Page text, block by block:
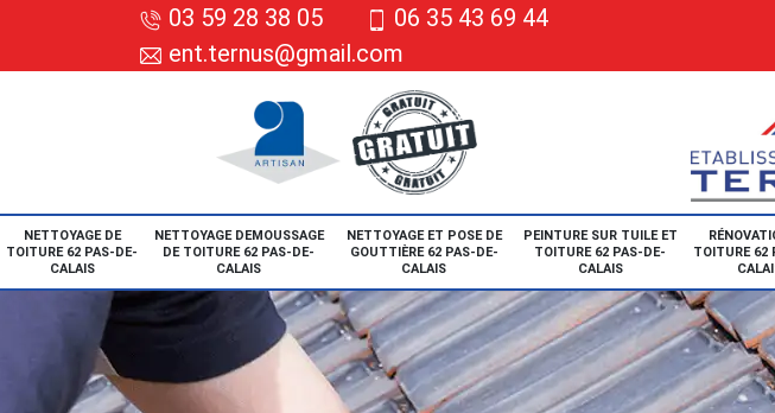
03 59 28 38 05
06 35 43 69 44
ent.ternus@gmail.com
NETTOYAGE DE
TOITURE 62 PAS-DE-
CALAIS
NETTOYAGE DEMOUSSAGE
DE TOITURE 62 PAS-DE-
CALAIS
NETTOYAGE ET POSE DE
GOUTTIÈRE 62 PAS-DE-
CALAIS
PEINTURE SUR TUILE ET
TOITURE 62 PAS-DE-
CALAIS
TOITURE 62